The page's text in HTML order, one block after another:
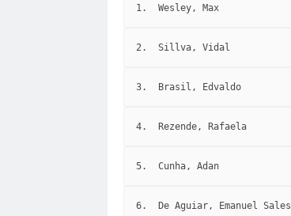
1. Wesley, Max
2. Sillva, Vidal
3. Brasil, Edvaldo
4. Rezende, Rafaela
5. Cunha, Adan
6. De Aguiar, Emanuel Sales